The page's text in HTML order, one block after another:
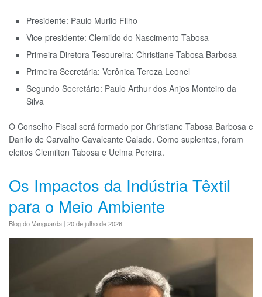
Presidente: Paulo Murilo Filho
Vice-presidente: Clemildo do Nascimento Tabosa
Primeira Diretora Tesoureira: Christiane Tabosa Barbosa
Primeira Secretária: Verônica Tereza Leonel
Segundo Secretário: Paulo Arthur dos Anjos Monteiro da
Silva
O Conselho Fiscal será formado por Christiane Tabosa Barbosa e
Danilo de Carvalho Cavalcante Calado. Como suplentes, foram
eleitos Clemilton Tabosa e Uelma Pereira.
Os Impactos da Indústria Têxtil
para o Meio Ambiente
Blog do Vanguarda | 20 de julho de 2026